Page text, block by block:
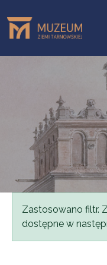
Komunikat
Zastosowano filtr.
dostępne w